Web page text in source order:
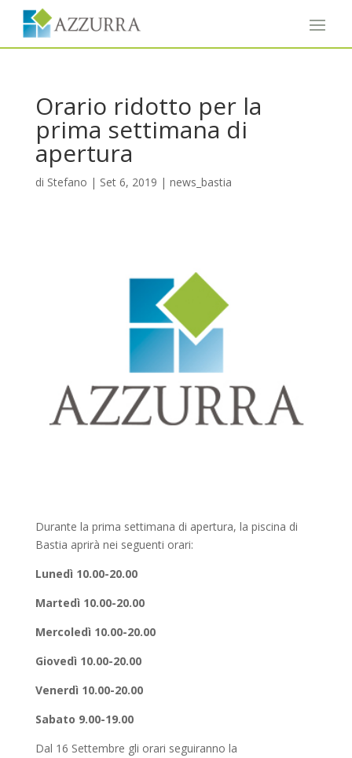
Orario ridotto per la
prima settimana di
apertura
di Stefano | Set 6, 2019 | news_bastia
Durante la prima settimana di apertura, la piscina di
Bastia aprirà nei seguenti orari:
Lunedì 10.00-20.00
Martedì 10.00-20.00
Mercoledì 10.00-20.00
Giovedì 10.00-20.00
Venerdì 10.00-20.00
Sabato 9.00-19.00
Dal 16 Settembre gli orari seguiranno la